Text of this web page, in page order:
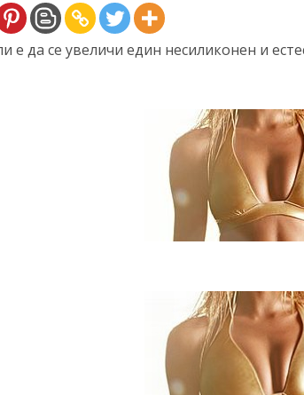
е да се увеличи един несиликонен и